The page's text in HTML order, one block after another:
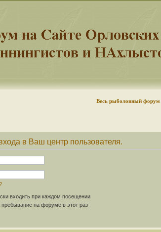
Весь рыболовный форум
в Ваш центр пользователя.
входить при каждом посещении
на форуме в этот раз